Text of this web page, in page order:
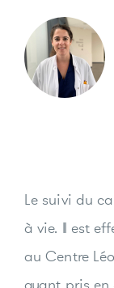
Le suivi du
à vie. Il est
au Centre
ayant pris en